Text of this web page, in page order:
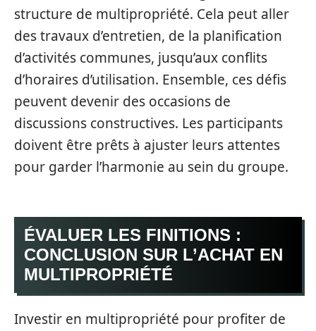
structure de multipropriété. Cela peut aller
des travaux d’entretien, de la planification
d’activités communes, jusqu’aux conflits
d’horaires d’utilisation. Ensemble, ces défis
peuvent devenir des occasions de
discussions constructives. Les participants
doivent être prêts à ajuster leurs attentes
pour garder l’harmonie au sein du groupe.
ÉVALUER LES FINITIONS :
CONCLUSION SUR L’ACHAT EN
MULTIPROPRIÉTÉ
Investir en multipropriété pour profiter de